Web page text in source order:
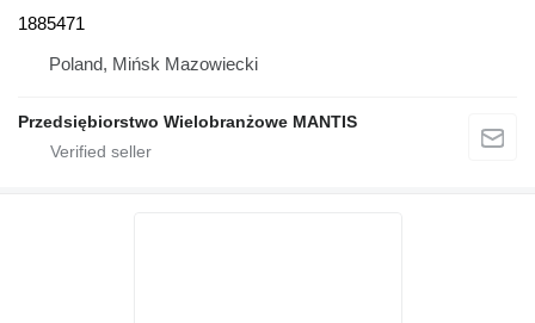
1885471
Poland, Mińsk Mazowiecki
Przedsiębiorstwo Wielobranżowe MANTIS